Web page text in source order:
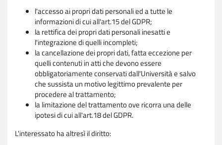
l'accesso ai propri dati personali ed a tutte le
informazioni di cui all'art.15 del GDPR;
la rettifica dei propri dati personali inesatti e
l'integrazione di quelli incompleti;
la cancellazione dei propri dati, fatta eccezione per
quelli contenuti in atti che devono essere
obbligatoriamente conservati dall'Università e salvo
che sussista un motivo legittimo prevalente per
procedere al trattamento;
la limitazione del trattamento ove ricorra una delle
ipotesi di cui all'art.18 del GDPR.
L'interessato ha altresì il diritto: